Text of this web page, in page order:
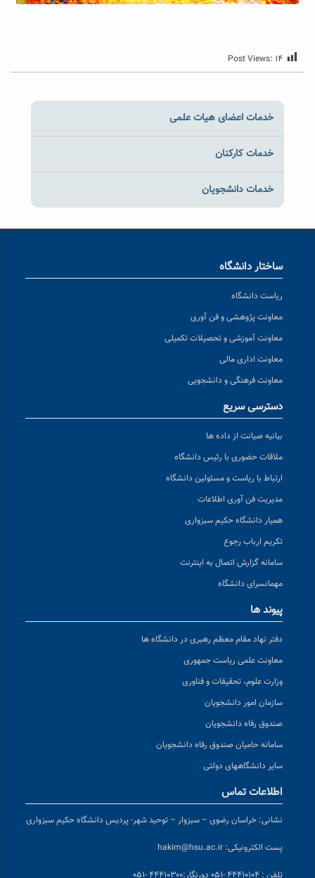
Post Views: ۱۴
خدمات اعضای هیات علمی
خدمات کارکنان
خدمات دانشجویان
ساختار دانشگاه
ریاست دانشگاه
معاونت پژوهشی و فن آوری
معاونت آموزشی و تحصیلات تکمیلی
معاونت اداری مالی
معاونت فرهنگی و دانشجویی
دسترسی سریع
بیانیه صیانت از داده ها
ملاقات حضوری با رئیس دانشگاه
ارتباط با ریاست و مسئولین دانشگاه
مدیریت فن آوری اطلاعات
همیار دانشگاه حکیم سبزواری
تکریم ارباب رجوع
سامانه گزارش اتصال به اینترنت
مهمانسرای دانشگاه
پیوند ها
دفتر نهاد مقام معظم رهبری در دانشگاه ها
معاونت علمی ریاست جمهوری
وزارت علوم، تحقیقات و فناوری
سازمان امور دانشجویان
صندوق رفاه دانشجویان
سامانه حامیان صندوق رفاه دانشجویان
سایر دانشگاههای دولتی
اطلاعات تماس
نشانی: خراسان رضوی – سبزوار – توحید شهر- پردیس دانشگاه حکیم سبزواری
پست الکترونیکی: hakim@hsu.ac.ir
تلفن : ۴۴۴۱۰۱۰۴ -۰۵۱ دورنگار:۴۴۴۱۰۳۰۰ -۰۵۱